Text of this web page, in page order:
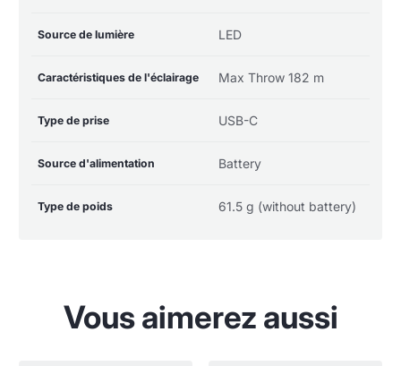
Source de lumière LED
Caractéristiques de l'éclairage Max Throw 182 m
Type de prise USB-C
Source d'alimentation Battery
Type de poids 61.5 g (without battery)
Vous aimerez aussi